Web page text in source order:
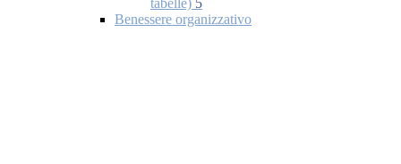
tabelle) 5
Benessere organizzativo